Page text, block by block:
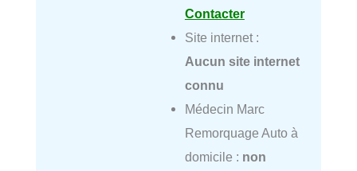
Contacter
Site internet :
Aucun site internet
connu
Médecin Marc
Remorquage Auto à
domicile : non